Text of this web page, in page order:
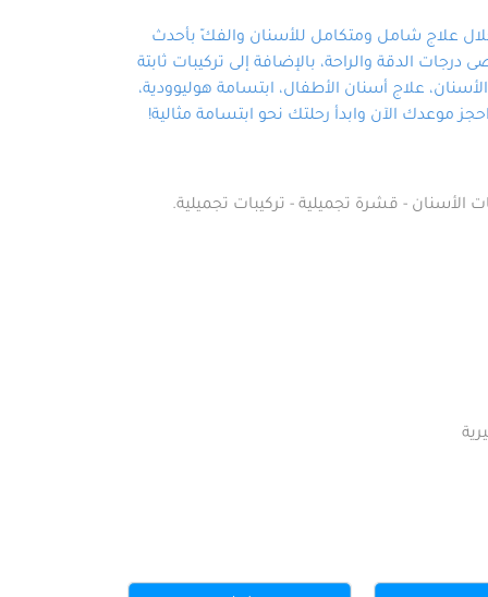
علاج شامل ومتكامل للأسنان والفكّ بأحدث
الدقة والراحة، بالإضافة إلى تركيبات ثابتة
علاج أسنان الأطفال، ابتسامة هوليوودية،
موعدك الآن وابدأ رحلتك نحو ابتسامة مثالية!
الأسنان - قشرة تجميلية - تركيبات تجميلية.